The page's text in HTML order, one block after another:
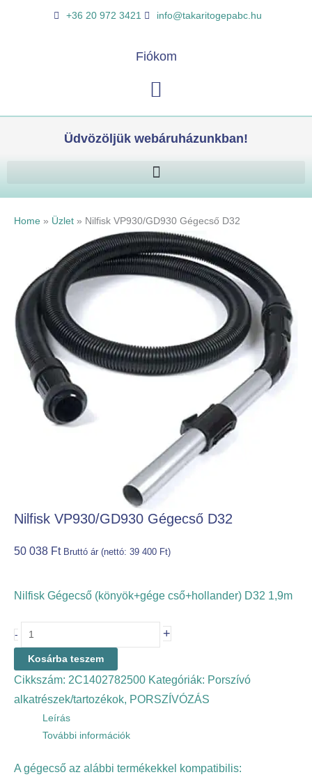
+36 20 972 3421 info@takaritogepabc.hu
Fiókom
Kosár
Üdvözöljük webáruházunkban!
Home » Üzlet » Nilfisk VP930/GD930 Gégecső D32
Nilfisk VP930/GD930 Gégecső D32
50 038 Ft Bruttó ár (nettó: 39 400 Ft)
Nilfisk Gégecső (könyök+gége cső+hollander) D32 1,9m
- +
Kosárba teszem
Cikkszám: 2C1402782500 Kategóriák: Porszívó
alkatrészek/tartozékok, PORSZÍVÓZÁS
Leírás
További információk
A gégecső az alábbi termékekkel kompatibilis: